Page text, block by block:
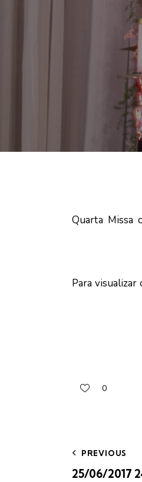
Quarta Missa
Para
0
PREVIOUS
25/06/2017